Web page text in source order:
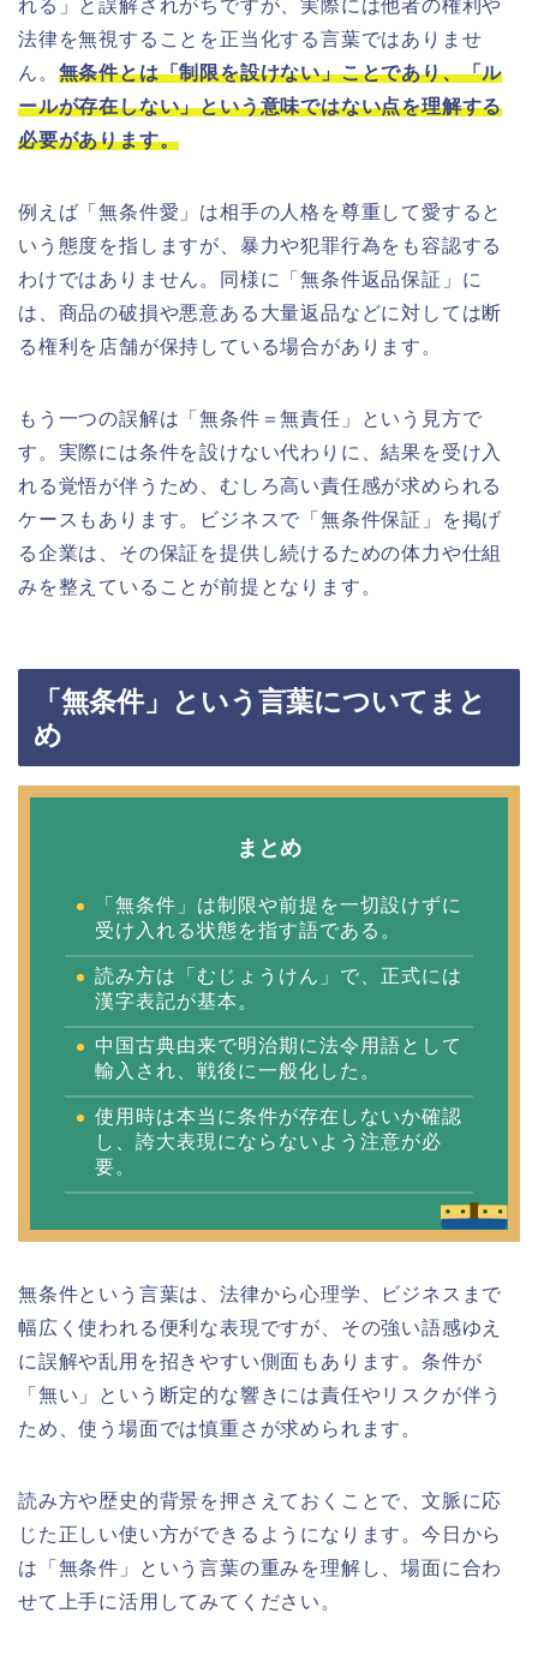
れる」と誤解されがちですが、実際には他者の権利や
法律を無視することを正当化する言葉ではありませ
ん。 無条件とは「制限を設けない」ことであり、「ル
ールが存在しない」という意味ではない点を理解する
必要があります。
例えば「無条件愛」は相手の人格を尊重して愛すると
いう態度を指しますが、暴力や犯罪行為をも容認する
わけではありません。同様に「無条件返品保証」に
は、商品の破損や悪意ある大量返品などに対しては断
る権利を店舗が保持している場合があります。
もう一つの誤解は「無条件＝無責任」という見方で
す。実際には条件を設けない代わりに、結果を受け入
れる覚悟が伴うため、むしろ高い責任感が求められる
ケースもあります。ビジネスで「無条件保証」を掲げ
る企業は、その保証を提供し続けるための体力や仕組
みを整えていることが前提となります。
「無条件」という言葉についてまと
め
まとめ
「無条件」は制限や前提を一切設けずに
受け入れる状態を指す語である。
読み方は「むじょうけん」で、正式には
漢字表記が基本。
中国古典由来で明治期に法令用語として
輸入され、戦後に一般化した。
使用時は本当に条件が存在しないか確認
し、誇大表現にならないよう注意が必
要。
無条件という言葉は、法律から心理学、ビジネスまで
幅広く使われる便利な表現ですが、その強い語感ゆえ
に誤解や乱用を招きやすい側面もあります。条件が
「無い」という断定的な響きには責任やリスクが伴う
ため、使う場面では慎重さが求められます。
読み方や歴史的背景を押さえておくことで、文脈に応
じた正しい使い方ができるようになります。今日から
は「無条件」という言葉の重みを理解し、場面に合わ
せて上手に活用してみてください。